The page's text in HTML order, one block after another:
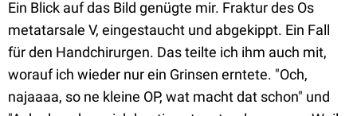
Ein Blick auf das Bild genügte mir. Fraktur des Os
metatarsale V, eingestaucht und abgekippt. Ein Fall
für den Handchirurgen. Das teilte ich ihm auch mit,
worauf ich wieder nur ein Grinsen erntete. "Och,
najaaaa, so ne kleine OP, wat macht dat schon" und